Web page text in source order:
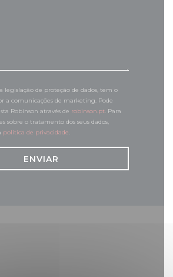
legislação de proteção de dados, tem o
a comunicações de marketing. Pode
Robinson através de robinson.pt. Para
sobre o tratamento dos seus dados,
política de privacidade.